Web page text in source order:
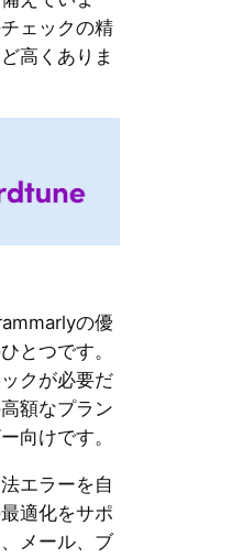
ェックの精
高くありま
の優
とつです。
クが必要だ
額なプラン
向けです。
エラーを自
適化をサポ
メール、ブ